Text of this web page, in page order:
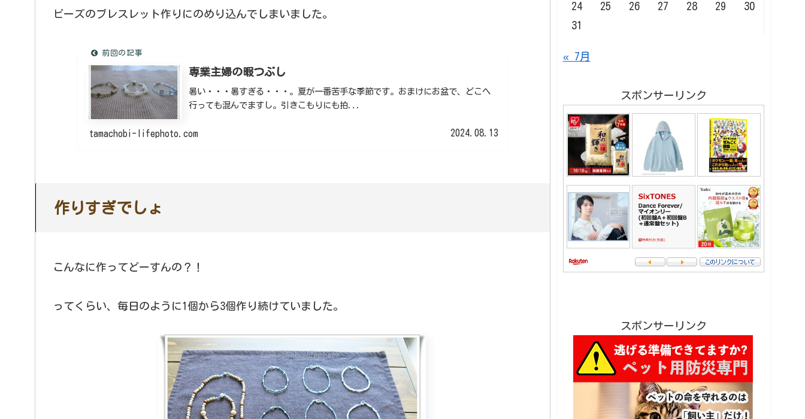
ビーズのブレスレット作りにのめり込んでしまいました。
専業主婦の暇つぶし
暑い・・・暑すぎる・・・。夏が一番苦手な季節です。おまけにお盆で、どこへ
行っても混んでますし。引きこもりにも拍...
tamachobi-lifephoto.com 2024.08.13
作りすぎでしょ
こんなに作ってどーすんの？！
ってくらい、毎日のように1個から3個作り続けていました。
24
25 26 27 28 29
30
31
« 7月
スポンサーリンク
スポンサーリンク